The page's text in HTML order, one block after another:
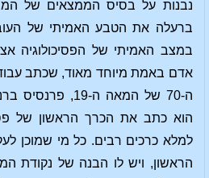
נבנות על בסיס הממצאים של
ברעלה את הטבע האמיתי של
במצב האמיתי של הפסיכולוגיה
אדם באמת מיוחד מאוד, שכתב
הוא כתב את הכרך הראשון של
למלא כרכים רבים. כל מי שמוכן
הראשון, ויש לו הבנה של נקודת